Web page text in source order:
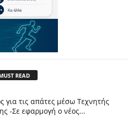
READ
για τις απάτες μέσω Τεχνητής
-Σε εφαρμογή ο νέος...